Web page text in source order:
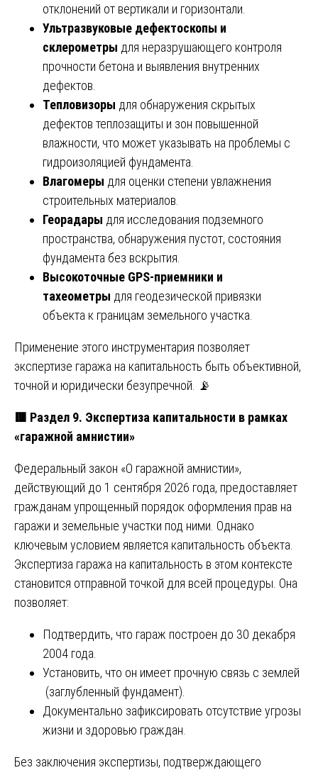
отклонений от вертикали и горизонтали.
Ультразвуковые дефектоскопы и
склерометры для неразрушающего контроля
прочности бетона и выявления внутренних
дефектов.
Тепловизоры для обнаружения скрытых
дефектов теплозащиты и зон повышенной
влажности, что может указывать на проблемы с
гидроизоляцией фундамента.
Влагомеры для оценки степени увлажнения
строительных материалов.
Георадары для исследования подземного
пространства, обнаружения пустот, состояния
фундамента без вскрытия.
Высокоточные GPS-приемники и
тахеометры для геодезической привязки
объекта к границам земельного участка.
Применение этого инструментария позволяет
экспертизе гаража на капитальность быть объективной,
точной и юридически безупречной. 📡
🟥 Раздел 9. Экспертиза капитальности в рамках
«гаражной амнистии»
Федеральный закон «О гаражной амнистии»,
действующий до 1 сентября 2026 года, предоставляет
гражданам упрощенный порядок оформления прав на
гаражи и земельные участки под ними. Однако
ключевым условием является капитальность объекта.
Экспертиза гаража на капитальность в этом контексте
становится отправной точкой для всей процедуры. Она
позволяет:
Подтвердить, что гараж построен до 30 декабря
2004 года.
Установить, что он имеет прочную связь с землей
(заглубленный фундамент).
Документально зафиксировать отсутствие угрозы
жизни и здоровью граждан.
Без заключения экспертизы, подтверждающего